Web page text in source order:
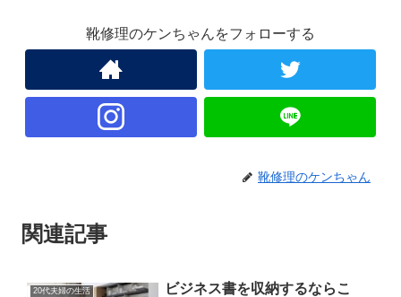
靴修理のケンちゃんをフォローする
靴修理のケンちゃん
関連記事
20代夫婦の生活
ビジネス書を収納するならこ